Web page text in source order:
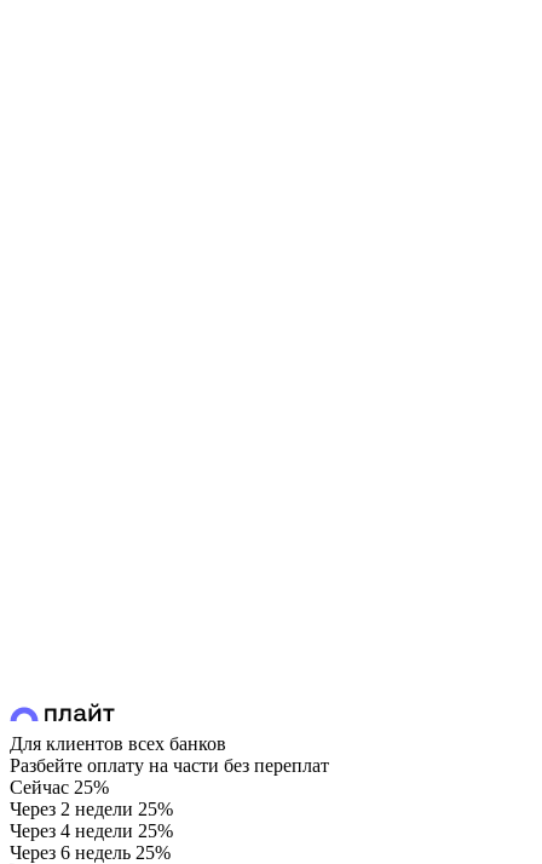
Для клиентов всех банков
Разбейте оплату на части без переплат
Сейчас 25%
Через 2 недели 25%
Через 4 недели 25%
Через 6 недель 25%